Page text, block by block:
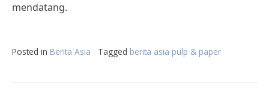
mendatang.
Posted in Berita Asia Tagged berita asia pulp & paper